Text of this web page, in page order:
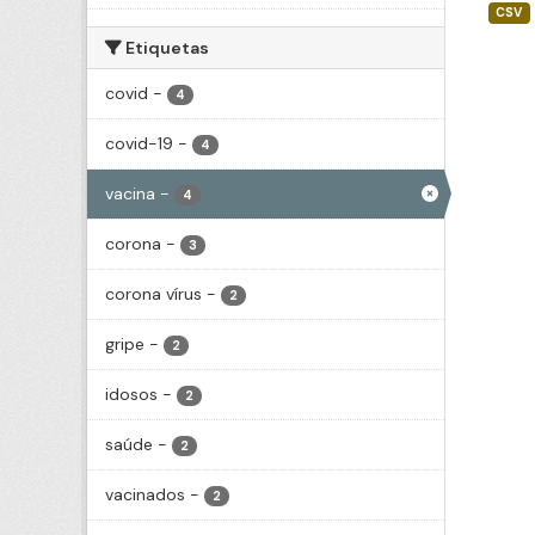
Etiquetas
covid - 4
covid-19 - 4
vacina - 4
corona - 3
corona vírus - 2
gripe - 2
idosos - 2
saúde - 2
vacinados - 2
CSV